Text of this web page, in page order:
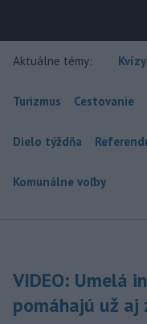
Aktuálne témy: Kvízy
Turizmus Cestovanie
Dielo týždňa
Komunálne voľby
VIDEO: Umelá
pomáhajú už aj